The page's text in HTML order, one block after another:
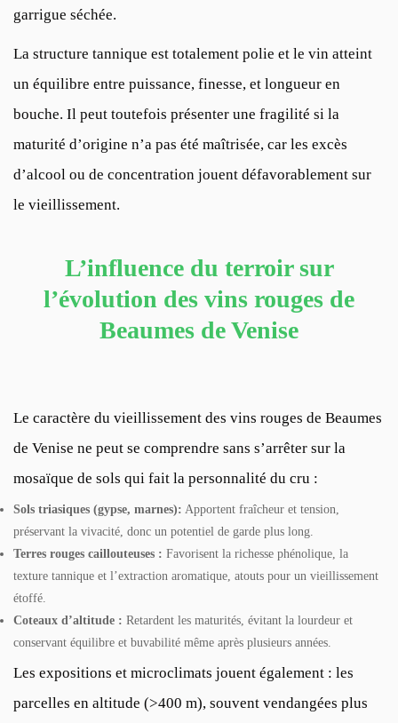
garrigue séchée.
La structure tannique est totalement polie et le vin atteint
un équilibre entre puissance, finesse, et longueur en
bouche. Il peut toutefois présenter une fragilité si la
maturité d’origine n’a pas été maîtrisée, car les excès
d’alcool ou de concentration jouent défavorablement sur
le vieillissement.
L’influence du terroir sur
l’évolution des vins rouges de
Beaumes de Venise
Le caractère du vieillissement des vins rouges de Beaumes
de Venise ne peut se comprendre sans s’arrêter sur la
mosaïque de sols qui fait la personnalité du cru :
Sols triasiques (gypse, marnes): Apportent fraîcheur et tension,
préservant la vivacité, donc un potentiel de garde plus long.
Terres rouges caillouteuses : Favorisent la richesse phénolique, la
texture tannique et l’extraction aromatique, atouts pour un vieillissement
étoffé.
Coteaux d’altitude : Retardent les maturités, évitant la lourdeur et
conservant équilibre et buvabilité même après plusieurs années.
Les expositions et microclimats jouent également : les
parcelles en altitude (>400 m), souvent vendangées plus